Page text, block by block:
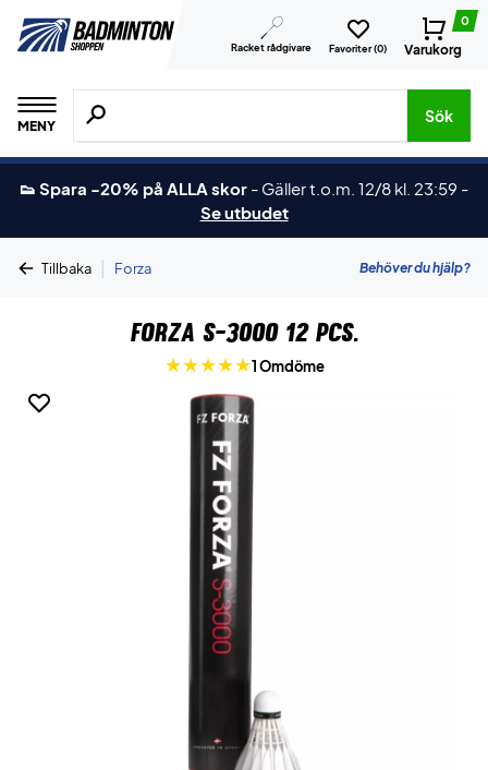
Racket rådgivare Favoriter (0)
0
Varukorg
MENY
Sök efter produkter, märken osv.
Sök
👟 Spara -20% på ALLA skor - Gäller t.o.m. 12/8 kl. 23:59 -
Se utbudet
Tillbaka | Forza Behöver du hjälp?
Forza S-3000 12 pcs.
1 Omdöme